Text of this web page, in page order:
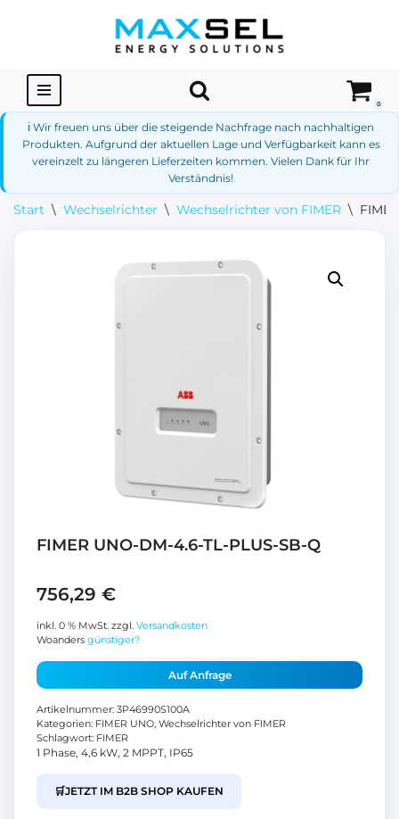
springen
0
ℹ️ Wir freuen uns über die steigende Nachfrage nach nachhaltigen
Produkten. Aufgrund der aktuellen Lage und Verfügbarkeit kann es
vereinzelt zu längeren Lieferzeiten kommen. Vielen Dank für Ihr
Verständnis!
Start \ Wechselrichter \ Wechselrichter von FIMER \
FIMER UNO-DM-4.6-TL-PLUS-SB-Q
756,29 €
inkl. 0 % MwSt. zzgl. Versandkosten
Woanders günstiger?
Auf Anfrage
Artikelnummer: 3P46990S100A
Kategorien: FIMER UNO, Wechselrichter von FIMER
Schlagwort: FIMER
1 Phase, 4,6 kW, 2 MPPT, IP65
🛒JETZT IM B2B SHOP KAUFEN